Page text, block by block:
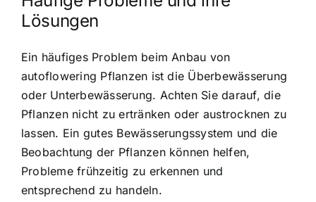
Lösungen
Ein häufiges Problem beim Anbau von
autoflowering Pflanzen ist die Überbewässerung
oder Unterbewässerung. Achten Sie darauf, die
Pflanzen nicht zu ertränken oder austrocknen zu
lassen. Ein gutes Bewässerungssystem und die
Beobachtung der Pflanzen können helfen,
Probleme frühzeitig zu erkennen und
entsprechend zu handeln.